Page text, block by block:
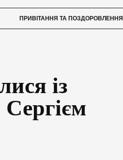
ПРИВІТАННЯ ТА ПОЗДОРОВЛЕННЯ
із